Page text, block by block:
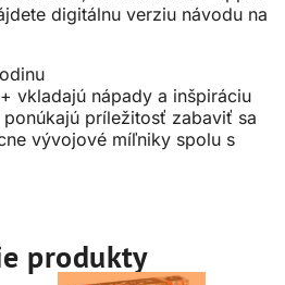
digitálnu verziu návodu na
vkladajú nápady a inšpiráciu
príležitosť zabaviť sa
vývojové míľniky spolu s
produkty